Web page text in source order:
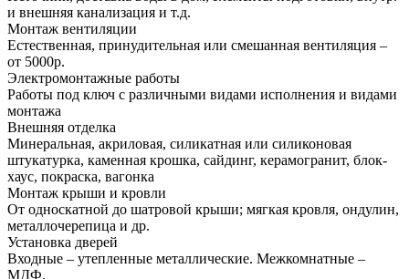
и внешняя канализация и т.д.
Монтаж вентиляции
Естественная, принудительная или смешанная вентиляция –
от 5000р.
Электромонтажные работы
Работы под ключ с различными видами исполнения и видами
монтажа
Внешняя отделка
Минеральная, акриловая, силикатная или силиконовая
штукатурка, каменная крошка, сайдинг, керамогранит, блок-
хаус, покраска, вагонка
Монтаж крыши и кровли
От односкатной до шатровой крыши; мягкая кровля, ондулин,
металлочерепица и др.
Установка дверей
Входные – утепленные металлические. Межкомнатные –
МДФ.